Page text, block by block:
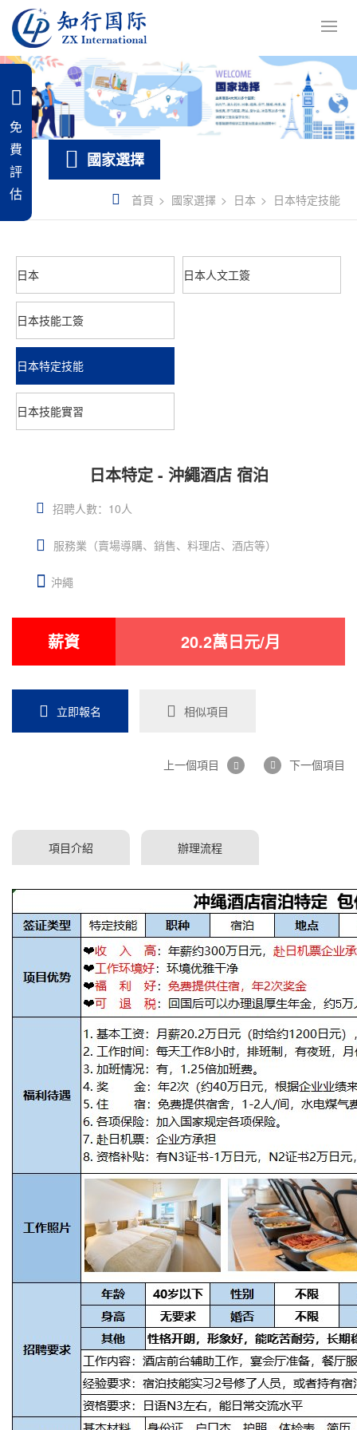
國家選擇
首頁 國家選擇 日本 日本特定技能
日本 日本人文工簽
日本技能工簽
日本特定技能
日本技能實習
日本特定 - 沖繩酒店 宿泊
招聘人數：10人
服務業（賣場導購、銷售、料理店、酒店等）
沖繩
薪資 20.2萬日元/月
立即報名 相似項目
上一個項目 下一個項目
項目介紹 辦理流程
免
費
評
估